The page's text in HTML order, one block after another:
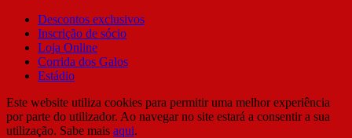
Descontos exclusivos
Inscrição de sócio
Loja Online
Corrida dos Galos
Estádio
Este website utiliza cookies para permitir uma melhor experiência
por parte do utilizador. Ao navegar no site estará a consentir a sua
utilização. Sabe mais aqui.